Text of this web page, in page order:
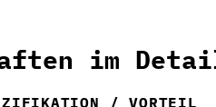
im
/ VORTEIL